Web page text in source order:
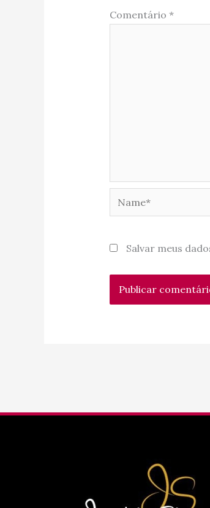
Comentário *
Salvar meus